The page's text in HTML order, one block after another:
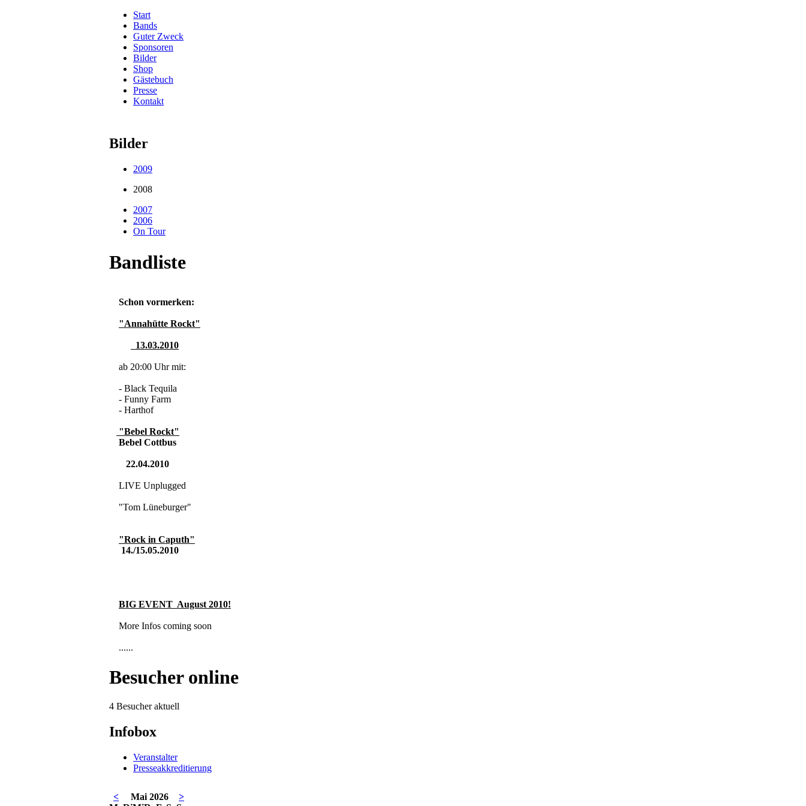
Start
Bands
Guter Zweck
Sponsoren
Bilder
Shop
Gästebuch
Presse
Kontakt
Bilder
2009
2008
2007
2006
On Tour
Bandliste
Schon vormerken:
"Annahütte Rockt"
13.03.2010
ab 20:00 Uhr mit:
- Black Tequila
- Funny Farm
- Harthof
"Bebel Rockt"
Bebel Cottbus
22.04.2010
LIVE Unplugged
"Tom Lüneburger"
"Rock in Caputh"
14./15.05.2010
BIG EVENT August 2010!
More Infos coming soon
......
Besucher online
4 Besucher aktuell
Infobox
Veranstalter
Presseakkreditierung
< Mai 2026
>